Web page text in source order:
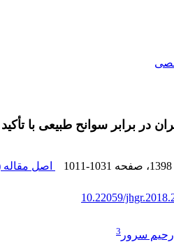
سوانح طبیعی با تأکید بر
، صفحه 1011-1031 اصل مقاله
10.22059/
رحیم سرور 3